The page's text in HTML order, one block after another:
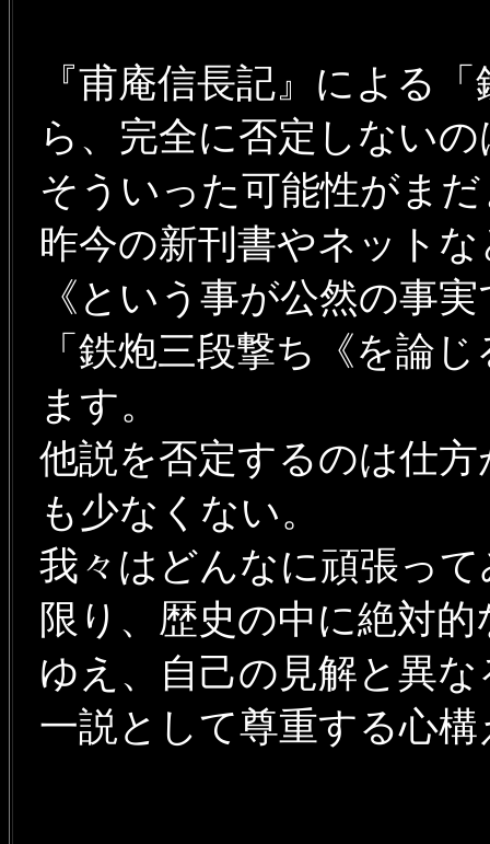
『甫庵信長記』による
ら、完全に否定しないの
そういった可能性がま
昨今の新刊書やネット
《という事が公然の事
「鉄炮三段撃ち《を論
ます。
他説を否定するのは仕
も少なくない。
我々はどんなに頑張っ
限り、歴史の中に絶対
ゆえ、自己の見解と異
一説として尊重する心